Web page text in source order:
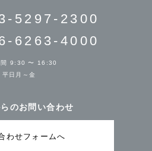
5297-2300
6263-4000
間 9:30 〜 16:30
平日月～金
のお問い合わせ
わせフォームへ